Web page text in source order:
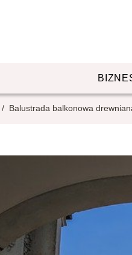
/ Balustrada balkonowa